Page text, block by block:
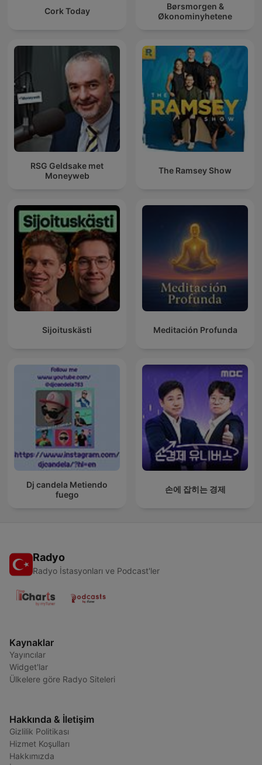
Cork Today
Børsmorgen &
Økonominyhetene
RSG Geldsake met
Moneyweb
The Ramsey Show
Sijoituskästi Meditación Profunda
Dj candela Metiendo
fuego
손에 잡히는 경제
Radyo
Radyo İstasyonları ve Podcast'ler
Kaynaklar
Yayıncılar
Widget'lar
Ülkelere göre Radyo Siteleri
Hakkında & İletişim
Gizlilik Politikası
Hizmet Koşulları
Hakkımızda